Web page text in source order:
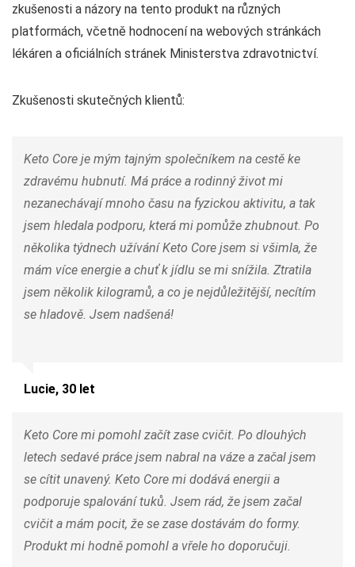
zkušenosti a názory na tento produkt na různých
platformách, včetně hodnocení na webových stránkách
lékáren a oficiálních stránek Ministerstva zdravotnictví.
Zkušenosti skutečných klientů:
Keto Core je mým tajným společníkem na cestě ke
zdravému hubnutí. Má práce a rodinný život mi
nezanechávají mnoho času na fyzickou aktivitu, a tak
jsem hledala podporu, která mi pomůže zhubnout. Po
několika týdnech užívání Keto Core jsem si všimla, že
mám více energie a chuť k jídlu se mi snížila. Ztratila
jsem několik kilogramů, a co je nejdůležitější, necítím
se hladově. Jsem nadšená!
Lucie, 30 let
Keto Core mi pomohl začít zase cvičit. Po dlouhých
letech sedavé práce jsem nabral na váze a začal jsem
se cítit unavený. Keto Core mi dodává energii a
podporuje spalování tuků. Jsem rád, že jsem začal
cvičit a mám pocit, že se zase dostávám do formy.
Produkt mi hodně pomohl a vřele ho doporučuji.